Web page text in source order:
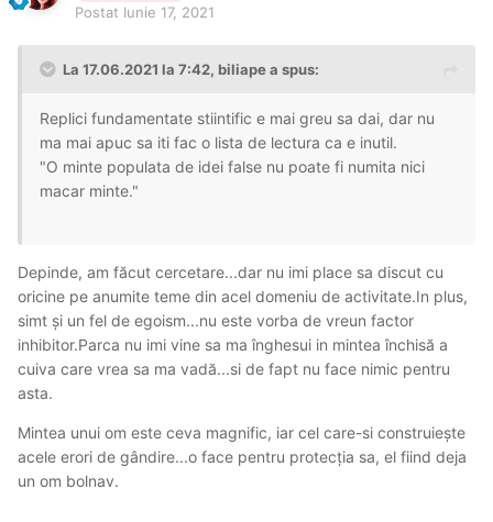
Postat Iunie 17, 2021
La 17.06.2021 la 7:42, biliapea spus:
Replici fundamentate stiintific e mai greu sa dai, dar nu
ma mai apuc sa iti fac o lista de lectura ca e inutil.
"O minte populata de idei false nu poate fi numita nici
macar minte."
Depinde, am făcut cercetare...dar nu imi place sa discut cu
oricine pe anumite teme din acel domeniu de activitate.In plus,
simt și un fel de egoism...nu este vorba de vreun factor
inhibitor.Parca nu imi vine sa ma înghesui in mintea închisă a
cuiva care vrea sa ma vadă...si de fapt nu face nimic pentru
asta.
Mintea unui om este ceva magnific, iar cel care-si construiește
acele erori de gândire...o face pentru protecția sa, el fiind deja
un om bolnav.